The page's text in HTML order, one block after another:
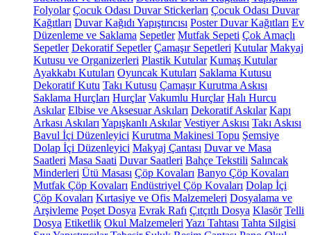
Folyolar Çocuk Odası Duvar Stickerları Çocuk Odası Duvar
Kağıtları Duvar Kağıdı Yapıştırıcısı Poster Duvar Kağıtları Ev
Düzenleme ve Saklama Sepetler Mutfak Sepeti Çok Amaçlı
Sepetler Dekoratif Sepetler Çamaşır Sepetleri Kutular Makyaj
Kutusu ve Organizerleri Plastik Kutular Kumaş Kutular
Ayakkabı Kutuları Oyuncak Kutuları Saklama Kutusu
Dekoratif Kutu Takı Kutusu Çamaşır Kurutma Askısı
Saklama Hurçları Hurçlar Vakumlu Hurçlar Halı Hurcu
Askılar Elbise ve Aksesuar Askıları Dekoratif Askılar Kapı
Arkası Askıları Yapışkanlı Askılar Vestiyer Askısı Takı Askısı
Bavul İçi Düzenleyici Kurutma Makinesi Topu Şemsiye
Dolap İçi Düzenleyici Makyaj Çantası Duvar ve Masa
Saatleri Masa Saati Duvar Saatleri Bahçe Tekstili Salıncak
Minderleri Ütü Masası Çöp Kovaları Banyo Çöp Kovaları
Mutfak Çöp Kovaları Endüstriyel Çöp Kovaları Dolap İçi
Çöp Kovaları Kırtasiye ve Ofis Malzemeleri Dosyalama ve
Arşivleme Poşet Dosya Evrak Rafı Çıtçıtlı Dosya Klasör Telli
Dosya Etiketlik Okul Malzemeleri Yazı Tahtası Tahta Silgisi